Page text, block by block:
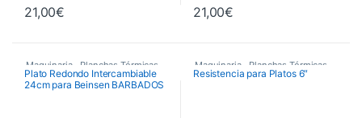
21,00€ 21,00€
Maquinaria Planchas Térmicas
Recambios Planchas
Plato Redondo Intercambiable
24cm para Beinsen BARBADOS
Maquinaria Planchas Térmicas
Resistencia para Platos 6″